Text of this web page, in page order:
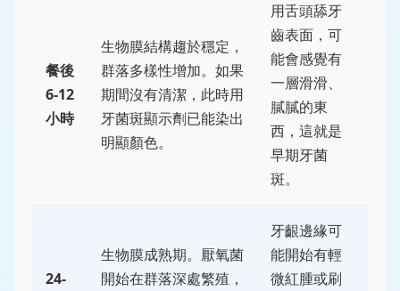
餐後
6-12
小時
生物膜結構趨於穩定，
群落多樣性增加。如果
期間沒有清潔，此時用
牙菌斑顯示劑已能染出
明顯顏色。
用舌頭舔牙
齒表面，可
能會感覺有
一層滑滑、
膩膩的東
西，這就是
早期牙菌
斑。
24-
生物膜成熟期。厭氧菌
開始在群落深處繁殖，
牙齦邊緣可
能開始有輕
微紅腫或刷